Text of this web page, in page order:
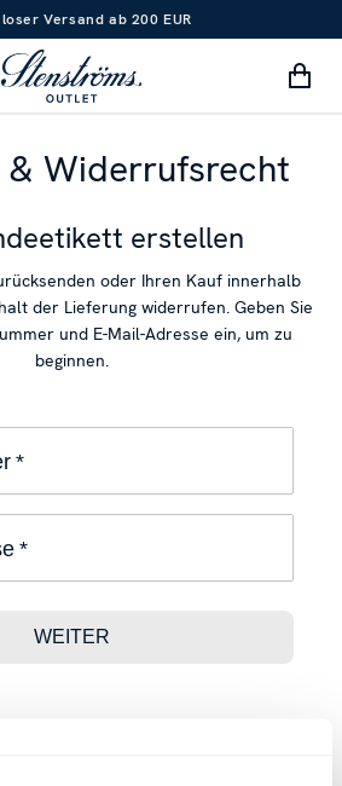
Versand ab 200 EUR
& Widerrufsrecht
erstellen
oder Ihren Kauf innerhalb
der Lieferung widerrufen. Geben Sie
und E-Mail-Adresse ein, um zu
beginnen.